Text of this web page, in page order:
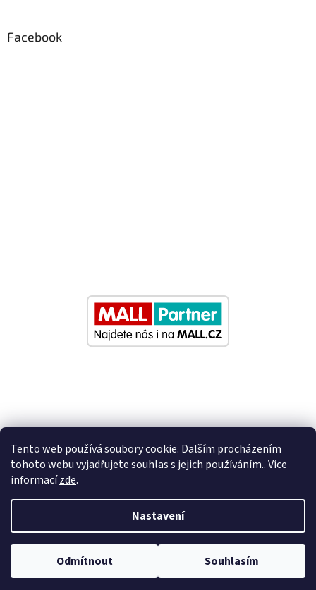
Tento web používá soubory cookie. Dalším procházením
tohoto webu vyjadřujete souhlas s jejich používáním.. Více
informacízde.
Nastavení
Odmítnout Souhlasím
Facebook
Nastavil tým EshopyUmíme.cz
Copyright 2026Eurosedacky.cz . Všechna práva vyhrazena.